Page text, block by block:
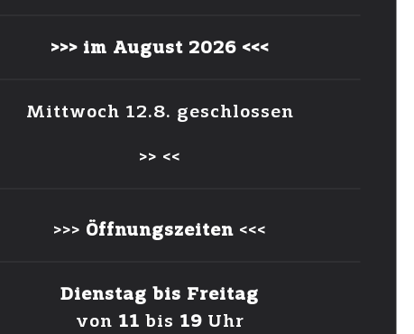
~
>>> im August 2026 <<<
Mittwoch 12.8. geschlossen
>> <<
>>> Öffnungszeiten <<<
Dienstag bis Freitag
von 11 bis 19Uhr